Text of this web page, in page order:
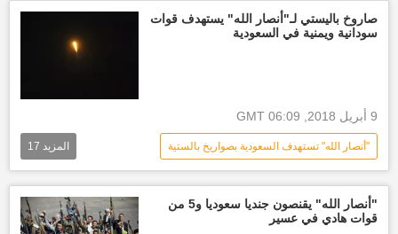
عبد ربه منصور هادي أنصار الله
قوات الرئيس هادي أخبار اليمن الأن
صاروخ باليستي لـ"أنصار الله" يستهدف قوات
سودانية ويمنية في السعودية
9 أبريل 2018, 06:09 GMT
"أنصار الله" تستهدف السعودية بصواريخ بالستية
العالم العربي الأخبار نجران
جازان عسير أخبار السعودية اليوم
أنصار الله الجيش اليمني
المزيد 17
"أنصار الله" يقنصون جنديا سعوديا و5 من
قوات هادي في عسير